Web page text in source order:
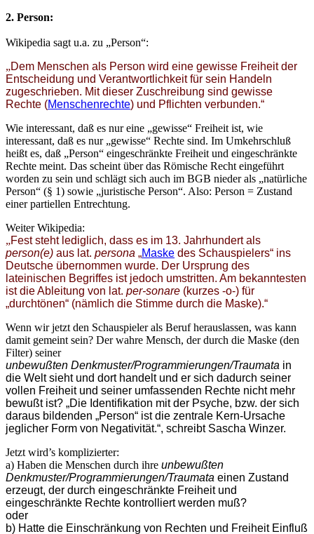
2. Person:
Wikipedia sagt u.a. zu „Person“:
„Dem Menschen als Person wird eine gewisse Freiheit der
Entscheidung und Verantwortlichkeit für sein Handeln
zugeschrieben. Mit dieser Zuschreibung sind gewisse
Rechte (Menschenrechte) und Pflichten verbunden.“
Wie interessant, daß es nur eine „gewisse“ Freiheit ist, wie
interessant, daß es nur „gewisse“ Rechte sind. Im Umkehrschluß
heißt es, daß „Person“ eingeschränkte Freiheit und eingeschränkte
Rechte meint. Das scheint über das Römische Recht eingeführt
worden zu sein und schlägt sich auch im BGB nieder als „natürliche
Person“ (§ 1) sowie „juristische Person“. Also: Person = Zustand
einer partiellen Entrechtung.
Weiter Wikipedia:
„Fest steht lediglich, dass es im 13. Jahrhundert als
person(e) aus lat. persona „Maske des Schauspielers“ ins
Deutsche übernommen wurde. Der Ursprung des
lateinischen Begriffes ist jedoch umstritten. Am bekanntesten
ist die Ableitung von lat. per-sonare (kurzes -o-) für
„durchtönen“ (nämlich die Stimme durch die Maske).“
Wenn wir jetzt den Schauspieler als Beruf herauslassen, was kann
damit gemeint sein? Der wahre Mensch, der durch die Maske (den
Filter) seiner
unbewußten Denkmuster/Programmierungen/Traumata in
die Welt sieht und dort handelt und er sich dadurch seiner
vollen Freiheit und seiner umfassenden Rechte nicht mehr
bewußt ist? „Die Identifikation mit der Psyche, bzw. der sich
daraus bildenden „Person“ ist die zentrale Kern-Ursache
jeglicher Form von Negativität.“, schreibt Sascha Winzer.
Jetzt wird’s komplizierter:
a) Haben die Menschen durch ihre unbewußten
Denkmuster/Programmierungen/Traumata einen Zustand
erzeugt, der durch eingeschränkte Freiheit und
eingeschränkte Rechte kontrolliert werden muß?
oder
b) Hatte die Einschränkung von Rechten und Freiheit Einfluß